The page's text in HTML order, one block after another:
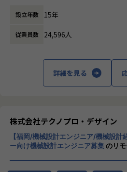
ど幅広い業界において、多様なプロジ
す。
を実現しています。
【業務の変更の範囲】
に渡ります。いわゆる
働く場所に関わらない
用いた研究開発などを行
程プロジェクトの増加
者集団として価値提供
ニアが生涯活躍できる
行っています。
設立年数 15年
従業員数 24,596人
詳細を見る
株式会社テクノプロ・デザイン
【福岡/機械設計エンジニア/機械設計
ー向け機械設計エンジニア募集のリ